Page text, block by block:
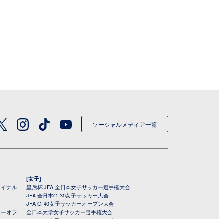
ソーシャルメディア一覧
ナル
オフ
[女子]
皇后杯 JFA 全日本女子サッカー選手権大会
JFA 全日本O-30女子サッカー大会
JFA O-40女子サッカーオープン大会
全日本大学女子サッカー選手権大会